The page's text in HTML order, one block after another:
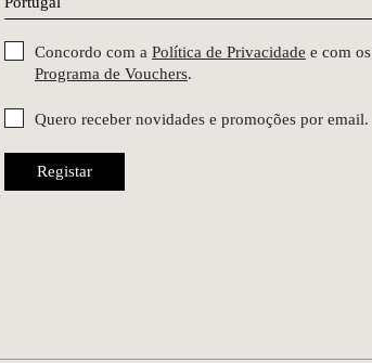
Concordo com a Política de Privacidade e com os
Programa de Vouchers.
Quero receber novidades e promoções por email.
Registar